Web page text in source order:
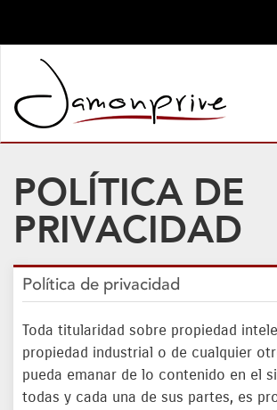
POLÍTICA DE
PRIVACIDAD
Política de privacidad
Toda titularidad sobre propiedad
propiedad industrial o de cualquier
pueda emanar de lo contenido en el
todas y cada una de sus partes, es